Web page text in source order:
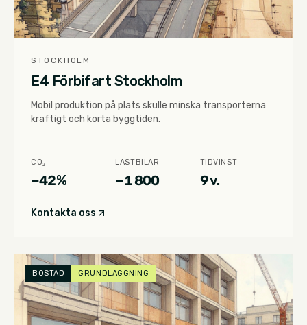
STOCKHOLM
E4 Förbifart Stockholm
Mobil produktion på plats skulle minska transporterna
kraftigt och korta byggtiden.
CO₂
−42%
LASTBILAR
−1 800
TIDVINST
9 v.
Kontakta oss
BOSTAD GRUNDLÄGGNING